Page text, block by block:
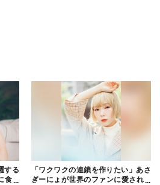
する
べ
「ワクワクの連鎖を作りたい」あさ
ぎーにょが世界のファンに愛される